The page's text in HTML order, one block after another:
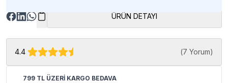
ÜRÜN DETAYI
4.4 (7 Yorum)
799 TL ÜZERİ KARGO BEDAVA